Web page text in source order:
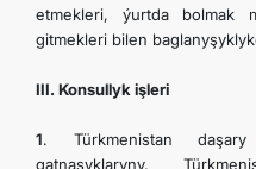
etmekleri, ýurtda bolmak
gitmekleri bilen
III. Konsullyk işleri
1. Türkmenistan
gatnaşyklaryny,